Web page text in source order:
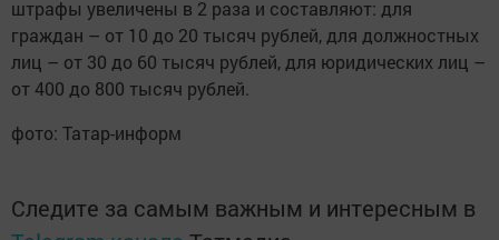
штрафы увеличены в 2 раза и составляют: для
граждан – от 10 до 20 тысяч рублей, для должностных
лиц – от 30 до 60 тысяч рублей, для юридических лиц –
от 400 до 800 тысяч рублей.
фото: Татар-информ
Следите за самым важным и интересным в